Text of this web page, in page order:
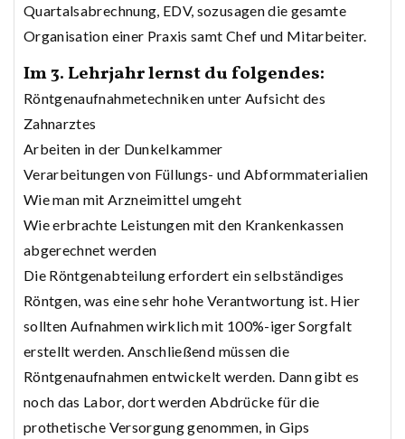
Quartalsabrechnung, EDV, sozusagen die gesamte
Organisation einer Praxis samt Chef und Mitarbeiter.
Im 3. Lehrjahr lernst du folgendes:
Röntgenaufnahmetechniken unter Aufsicht des
Zahnarztes
Arbeiten in der Dunkelkammer
Verarbeitungen von Füllungs- und Abformmaterialien
Wie man mit Arzneimittel umgeht
Wie erbrachte Leistungen mit den Krankenkassen
abgerechnet werden
Die Röntgenabteilung erfordert ein selbständiges
Röntgen, was eine sehr hohe Verantwortung ist. Hier
sollten Aufnahmen wirklich mit 100%-iger Sorgfalt
erstellt werden. Anschließend müssen die
Röntgenaufnahmen entwickelt werden. Dann gibt es
noch das Labor, dort werden Abdrücke für die
prothetische Versorgung genommen, in Gips